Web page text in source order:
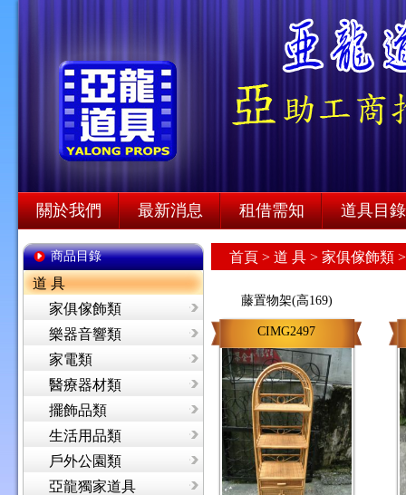
關於我們 最新消息 租借需知 道具目錄
商品目錄
道 具
家俱傢飾類
樂器音響類
家電類
醫療器材類
擺飾品類
生活用品類
戶外公園類
亞龍獨家道具
首頁 > 道 具 > 家俱傢飾類 >
藤置物架(高169)
CIMG2497